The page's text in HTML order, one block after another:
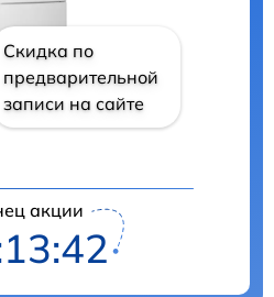
Скидка по
предварительной
записи на сайте
акции